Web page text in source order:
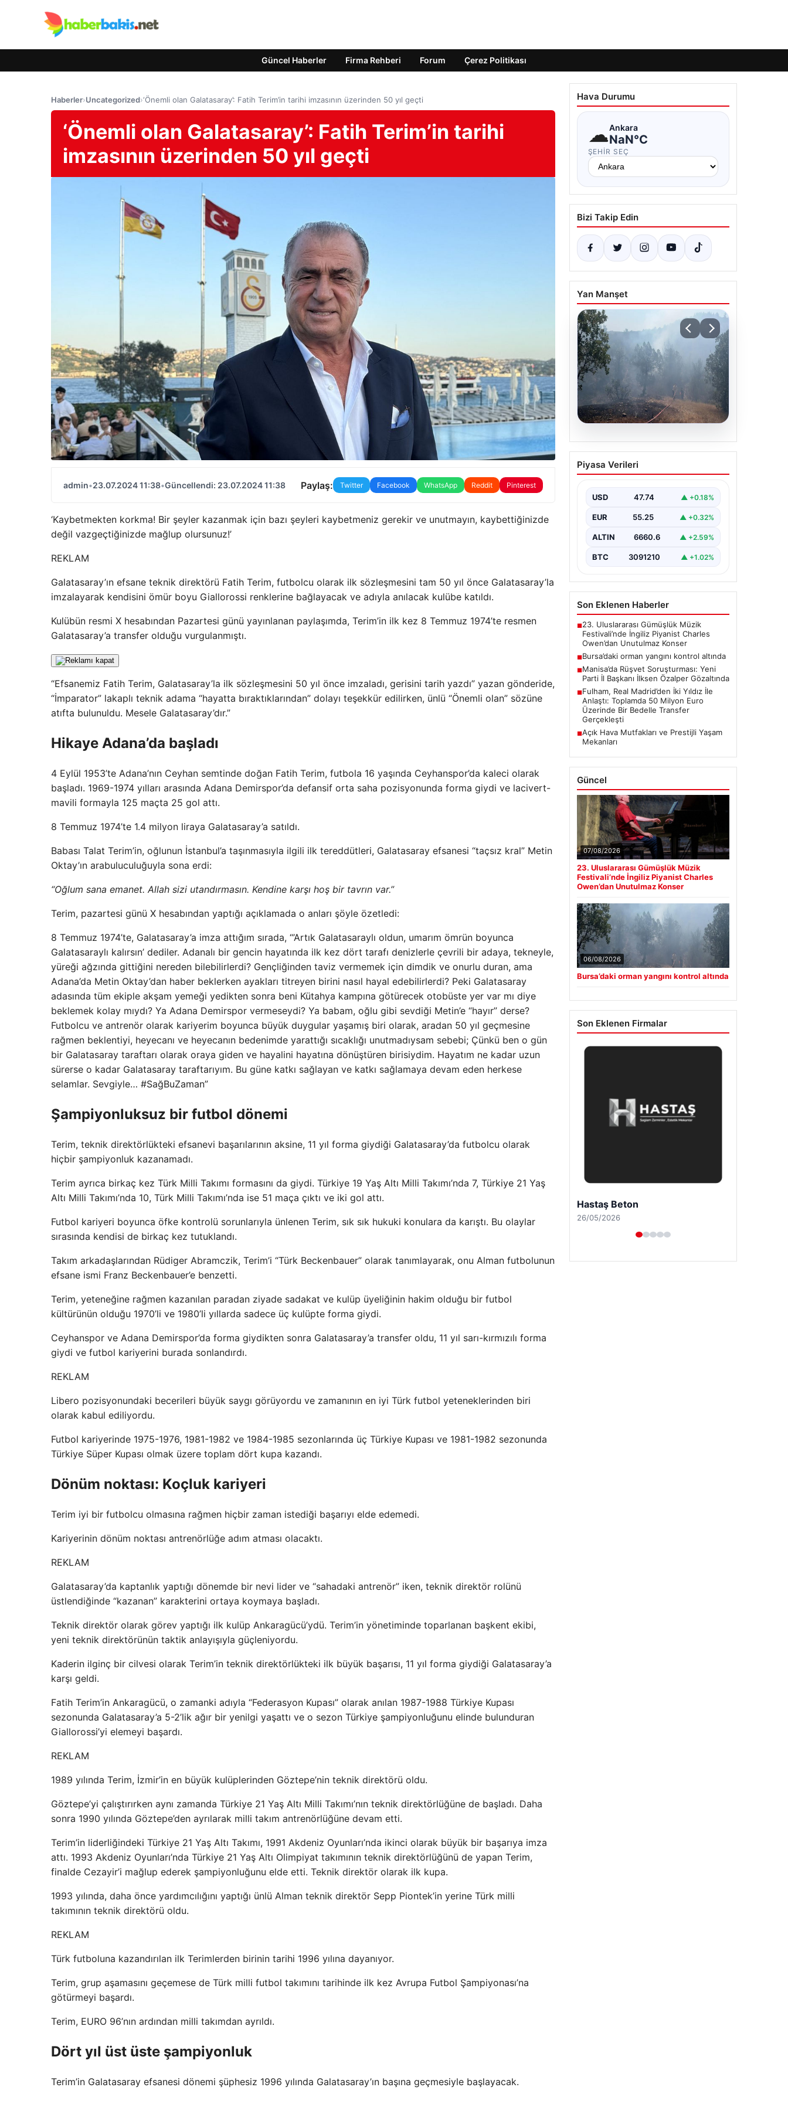
Güncel Haberler Firma Rehberi Forum Çerez Politikası
Haberler›Uncategorized›‘Önemli olan Galatasaray’: Fatih Terim’in tarihi imzasının üzerinden 50 yıl geçti
‘Önemli olan Galatasaray’: Fatih Terim’in tarihi
imzasının üzerinden 50 yıl geçti
admin•23.07.2024 11:38•Güncellendi: 23.07.2024 11:38 Paylaş: Twitter Facebook WhatsApp Reddit Pinterest
‘Kaybetmekten korkma! Bir şeyler kazanmak için bazı şeyleri kaybetmeniz gerekir ve unutmayın, kaybettiğinizde
değil vazgeçtiğinizde mağlup olursunuz!’
REKLAM
Galatasaray’ın efsane teknik direktörü Fatih Terim, futbolcu olarak ilk sözleşmesini tam 50 yıl önce Galatasaray’la
imzalayarak kendisini ömür boyu Giallorossi renklerine bağlayacak ve adıyla anılacak kulübe katıldı.
Kulübün resmi X hesabından Pazartesi günü yayınlanan paylaşımda, Terim’in ilk kez 8 Temmuz 1974’te resmen
Galatasaray’a transfer olduğu vurgulanmıştı.
“Efsanemiz Fatih Terim, Galatasaray’la ilk sözleşmesini 50 yıl önce imzaladı, gerisini tarih yazdı” yazan gönderide,
“İmparator” lakaplı teknik adama “hayatta bıraktıklarından” dolayı teşekkür edilirken, ünlü “Önemli olan” sözüne
atıfta bulunuldu. Mesele Galatasaray’dır.”
Hikaye Adana’da başladı
4 Eylül 1953’te Adana’nın Ceyhan semtinde doğan Fatih Terim, futbola 16 yaşında Ceyhanspor’da kaleci olarak
başladı. 1969-1974 yılları arasında Adana Demirspor’da defansif orta saha pozisyonunda forma giydi ve lacivert-
mavili formayla 125 maçta 25 gol attı.
8 Temmuz 1974’te 1.4 milyon liraya Galatasaray’a satıldı.
Babası Talat Terim’in, oğlunun İstanbul’a taşınmasıyla ilgili ilk tereddütleri, Galatasaray efsanesi “taçsız kral” Metin
Oktay’ın arabuluculuğuyla sona erdi:
“Oğlum sana emanet. Allah sizi utandırmasın. Kendine karşı hoş bir tavrın var.”
Terim, pazartesi günü X hesabından yaptığı açıklamada o anları şöyle özetledi:
8 Temmuz 1974’te, Galatasaray’a imza attığım sırada, “’Artık Galatasaraylı oldun, umarım ömrün boyunca
Galatasaraylı kalırsın’ dediler. Adanalı bir gencin hayatında ilk kez dört tarafı denizlerle çevrili bir adaya, tekneyle,
yüreği ağzında gittiğini nereden bilebilirlerdi? Gençliğinden taviz vermemek için dimdik ve onurlu duran, ama
Adana’da Metin Oktay’dan haber beklerken ayakları titreyen birini nasıl hayal edebilirlerdi? Peki Galatasaray
adasında tüm ekiple akşam yemeği yedikten sonra beni Kütahya kampına götürecek otobüste yer var mı diye
beklemek kolay mıydı? Ya Adana Demirspor vermeseydi? Ya babam, oğlu gibi sevdiği Metin’e “hayır” derse?
Futbolcu ve antrenör olarak kariyerim boyunca büyük duygular yaşamış biri olarak, aradan 50 yıl geçmesine
rağmen beklentiyi, heyecanı ve heyecanın bedenimde yarattığı sıcaklığı unutmadıysam sebebi; Çünkü ben o gün
bir Galatasaray taraftarı olarak oraya giden ve hayalini hayatına dönüştüren birisiydim. Hayatım ne kadar uzun
sürerse o kadar Galatasaray taraftarıyım. Bu güne katkı sağlayan ve katkı sağlamaya devam eden herkese
selamlar. Sevgiyle… #SağBuZaman”
Şampiyonluksuz bir futbol dönemi
Terim, teknik direktörlükteki efsanevi başarılarının aksine, 11 yıl forma giydiği Galatasaray’da futbolcu olarak
hiçbir şampiyonluk kazanamadı.
Terim ayrıca birkaç kez Türk Milli Takımı formasını da giydi. Türkiye 19 Yaş Altı Milli Takımı’nda 7, Türkiye 21 Yaş
Altı Milli Takımı’nda 10, Türk Milli Takımı’nda ise 51 maça çıktı ve iki gol attı.
Futbol kariyeri boyunca öfke kontrolü sorunlarıyla ünlenen Terim, sık sık hukuki konulara da karıştı. Bu olaylar
sırasında kendisi de birkaç kez tutuklandı.
Takım arkadaşlarından Rüdiger Abramczik, Terim’i “Türk Beckenbauer” olarak tanımlayarak, onu Alman futbolunun
efsane ismi Franz Beckenbauer’e benzetti.
Terim, yeteneğine rağmen kazanılan paradan ziyade sadakat ve kulüp üyeliğinin hakim olduğu bir futbol
kültürünün olduğu 1970’li ve 1980’li yıllarda sadece üç kulüpte forma giydi.
Ceyhanspor ve Adana Demirspor’da forma giydikten sonra Galatasaray’a transfer oldu, 11 yıl sarı-kırmızılı forma
giydi ve futbol kariyerini burada sonlandırdı.
REKLAM
Libero pozisyonundaki becerileri büyük saygı görüyordu ve zamanının en iyi Türk futbol yeteneklerinden biri
olarak kabul ediliyordu.
Futbol kariyerinde 1975-1976, 1981-1982 ve 1984-1985 sezonlarında üç Türkiye Kupası ve 1981-1982 sezonunda
Türkiye Süper Kupası olmak üzere toplam dört kupa kazandı.
Dönüm noktası: Koçluk kariyeri
Terim iyi bir futbolcu olmasına rağmen hiçbir zaman istediği başarıyı elde edemedi.
Kariyerinin dönüm noktası antrenörlüğe adım atması olacaktı.
REKLAM
Galatasaray’da kaptanlık yaptığı dönemde bir nevi lider ve “sahadaki antrenör” iken, teknik direktör rolünü
üstlendiğinde “kazanan” karakterini ortaya koymaya başladı.
Teknik direktör olarak görev yaptığı ilk kulüp Ankaragücü’ydü. Terim’in yönetiminde toparlanan başkent ekibi,
yeni teknik direktörünün taktik anlayışıyla güçleniyordu.
Kaderin ilginç bir cilvesi olarak Terim’in teknik direktörlükteki ilk büyük başarısı, 11 yıl forma giydiği Galatasaray’a
karşı geldi.
Fatih Terim’in Ankaragücü, o zamanki adıyla “Federasyon Kupası” olarak anılan 1987-1988 Türkiye Kupası
sezonunda Galatasaray’a 5-2’lik ağır bir yenilgi yaşattı ve o sezon Türkiye şampiyonluğunu elinde bulunduran
Giallorossi’yi elemeyi başardı.
REKLAM
1989 yılında Terim, İzmir’in en büyük kulüplerinden Göztepe’nin teknik direktörü oldu.
Göztepe’yi çalıştırırken aynı zamanda Türkiye 21 Yaş Altı Milli Takımı’nın teknik direktörlüğüne de başladı. Daha
sonra 1990 yılında Göztepe’den ayrılarak milli takım antrenörlüğüne devam etti.
Terim’in liderliğindeki Türkiye 21 Yaş Altı Takımı, 1991 Akdeniz Oyunları’nda ikinci olarak büyük bir başarıya imza
attı. 1993 Akdeniz Oyunları’nda Türkiye 21 Yaş Altı Olimpiyat takımının teknik direktörlüğünü de yapan Terim,
finalde Cezayir’i mağlup ederek şampiyonluğunu elde etti. Teknik direktör olarak ilk kupa.
1993 yılında, daha önce yardımcılığını yaptığı ünlü Alman teknik direktör Sepp Piontek’in yerine Türk milli
takımının teknik direktörü oldu.
REKLAM
Türk futboluna kazandırılan ilk Terimlerden birinin tarihi 1996 yılına dayanıyor.
Terim, grup aşamasını geçemese de Türk milli futbol takımını tarihinde ilk kez Avrupa Futbol Şampiyonası’na
götürmeyi başardı.
Terim, EURO 96’nın ardından milli takımdan ayrıldı.
Dört yıl üst üste şampiyonluk
Terim’in Galatasaray efsanesi dönemi şüphesiz 1996 yılında Galatasaray’ın başına geçmesiyle başlayacak.
Hava Durumu
☁Ankara
NaN°C
ŞEHIR SEÇ
Bizi Takip Edin
Yan Manşet
06.08.2026
Bursa’daki orman
yangını kontrol altında
Piyasa Verileri
USD 47.74 ▲ +0.18%
EUR 55.25 ▲ +0.32%
ALTIN 6660.6 ▲ +2.59%
BTC 3091210 ▲ +1.02%
Son Eklenen Haberler
■23. Uluslararası Gümüşlük Müzik
Festivali’nde İngiliz Piyanist Charles
Owen’dan Unutulmaz Konser
■Bursa’daki orman yangını kontrol altında
■Manisa’da Rüşvet Soruşturması: Yeni
Parti İl Başkanı İlksen Özalper Gözaltında
■Fulham, Real Madrid’den İki Yıldız İle
Anlaştı: Toplamda 50 Milyon Euro
Üzerinde Bir Bedelle Transfer
Gerçekleşti
■Açık Hava Mutfakları ve Prestijli Yaşam
Mekanları
Güncel
07/08/2026
23. Uluslararası Gümüşlük Müzik
Festivali’nde İngiliz Piyanist Charles
Owen’dan Unutulmaz Konser
06/08/2026
Bursa’daki orman yangını kontrol altında
Son Eklenen Firmalar
Prenses Night Club
29/04/2026